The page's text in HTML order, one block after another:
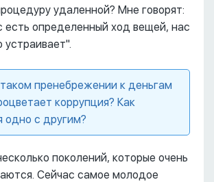
удаленной? Мне говорят:
есть определенный ход вещей, нас
пренебрежении к деньгам
коррупция? Как
одно с другим?
поколений, которые очень
Сейчас самое молодое